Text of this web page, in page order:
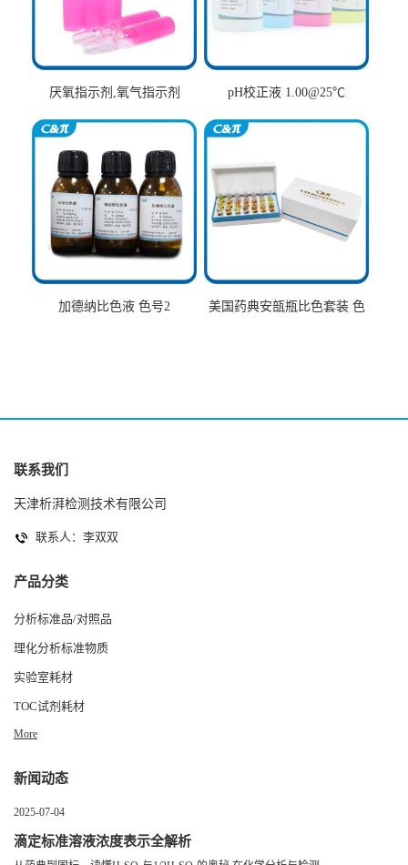
厌氧指示剂,氧气指示剂 pH校正液 1.00@25℃
加德纳比色液 色号2
美国药典安瓿瓶比色套装 色
联系我们
天津析湃检测技术有限公司
联系人：李双双
产品分类
分析标准品/对照品
理化分析标准物质
实验室耗材
TOC试剂耗材
More
新闻动态
2025-07-04
滴定标准溶液浓度表示全解析